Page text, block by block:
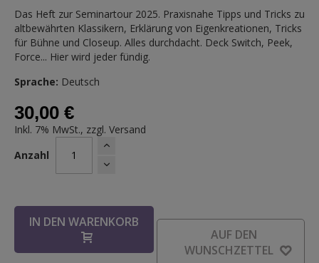
Das Heft zur Seminartour 2025. Praxisnahe Tipps und Tricks zu
altbewährten Klassikern, Erklärung von Eigenkreationen, Tricks
für Bühne und Closeup. Alles durchdacht. Deck Switch, Peek,
Force... Hier wird jeder fündig.
Sprache: Deutsch
30,00 €
Inkl. 7% MwSt., zzgl. Versand
Anzahl
IN DEN WARENKORB
AUF DEN
WUNSCHZETTEL